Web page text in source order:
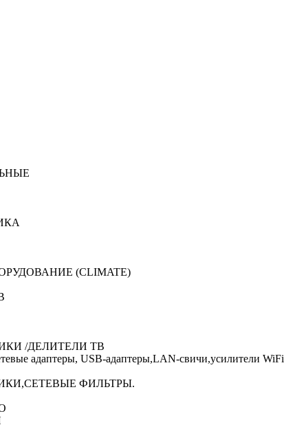
(CLIMATE)
/ДЕЛИТЕЛИ ТВ
адаптеры, USB-адаптеры,LAN-свичи,усилители WiFi
ФИЛЬТРЫ.